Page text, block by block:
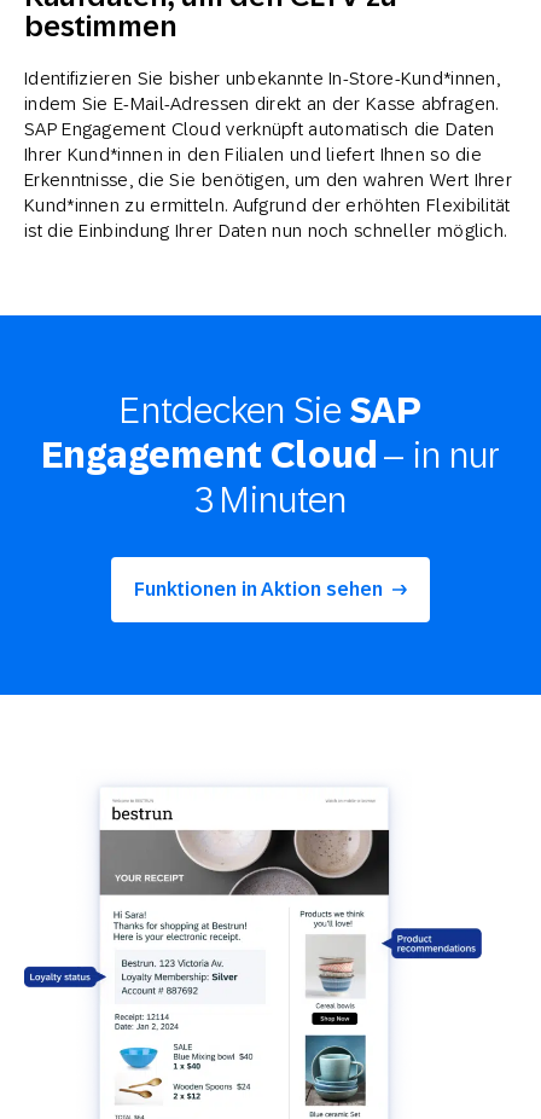
bestimmen
Identifizieren Sie bisher unbekannte In-Store-Kund*innen,
indem Sie E-Mail-Adressen direkt an der Kasse abfragen.
SAP Engagement Cloud verknüpft automatisch die Daten
Ihrer Kund*innen in den Filialen und liefert Ihnen so die
Erkenntnisse, die Sie benötigen, um den wahren Wert Ihrer
Kund*innen zu ermitteln. Aufgrund der erhöhten Flexibilität
ist die Einbindung Ihrer Daten nun noch schneller möglich.
Entdecken SieSAP
Engagement Cloud – in nur
3 Minuten
Funktionen in Aktion sehen